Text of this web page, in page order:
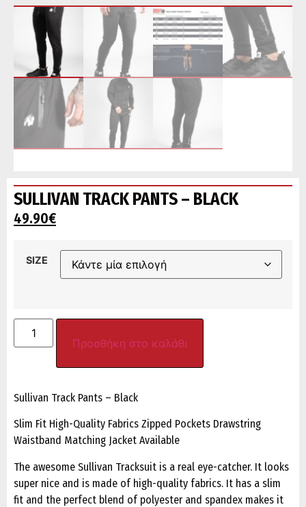
SULLIVAN TRACK PANTS – BLACK
49.90€
SIZE
Προσθήκη στο καλάθι
Sullivan Track Pants – Black
Slim Fit High-Quality Fabrics Zipped Pockets Drawstring
Waistband Matching Jacket Available
The awesome Sullivan Tracksuit is a real eye-catcher. It looks
super nice and is made of high-quality fabrics. It has a slim
fit and the perfect blend of polyester and spandex makes it